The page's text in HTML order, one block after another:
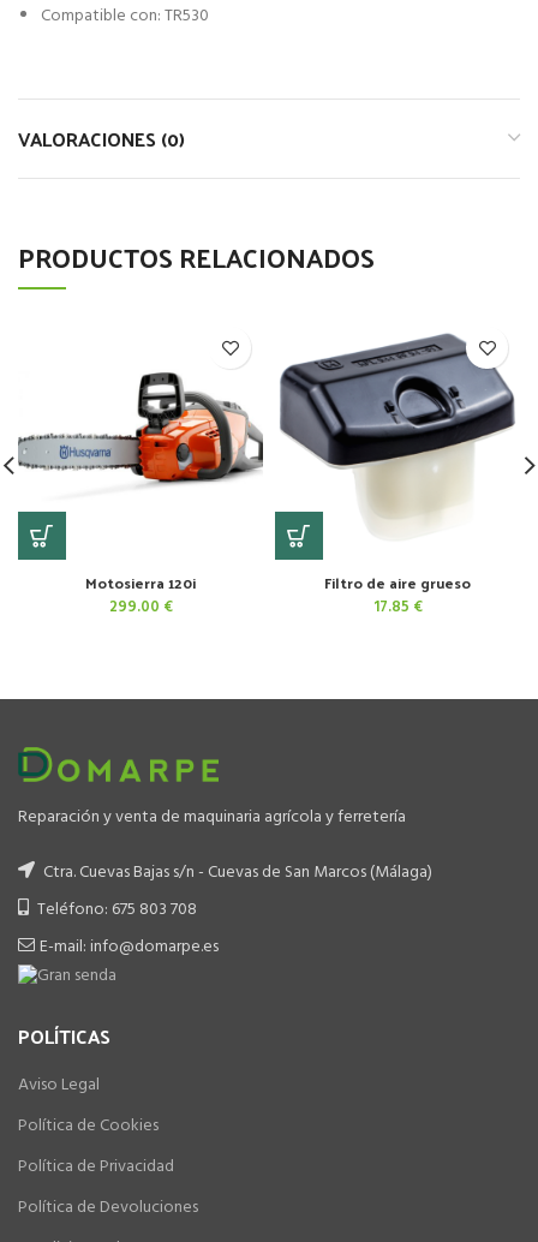
Compatible con: TR530
VALORACIONES (0)
PRODUCTOS RELACIONADOS
Motosierra 120i
299.00 €
Filtro de aire grueso
17.85 €
Reparación y venta de maquinaria agrícola y ferretería
Ctra. Cuevas Bajas s/n - Cuevas de San Marcos (Málaga)
Teléfono: 675 803 708
E-mail: info@domarpe.es
POLÍTICAS
Aviso Legal
Política de Cookies
Política de Privacidad
Política de Devoluciones